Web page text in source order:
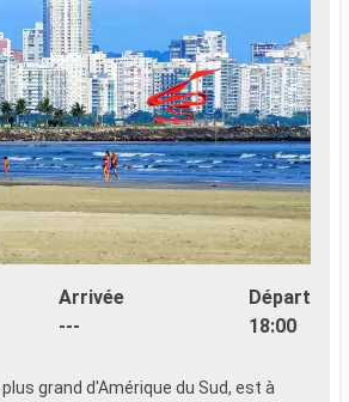
Arrivée
---
Départ
18:00
grand d'Amérique du Sud, est à